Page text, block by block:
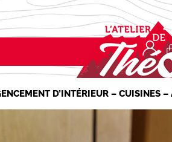
D’INTÉRIEUR – CUISINES –